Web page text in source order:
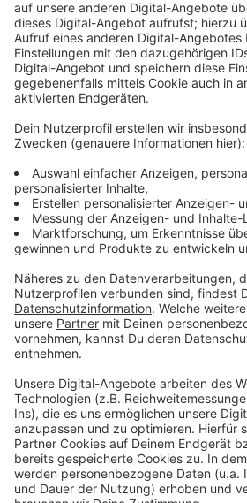
soll in vier Wochen stattfinden,
verkaufsoffenem Sonntag.
Anzeige
Mehr Meldungen aus
stARtfestival in Leverkusen
Immobilienpreise in Leverkusen
Leverkusen: Der Hitdorfer
Anzeige
Anzeige